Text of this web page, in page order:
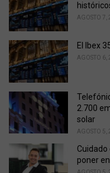
AGOSTO 7,
El Ibex
AGOSTO 6,
2.700
solar
AGOSTO 5,
Cuidado
poner